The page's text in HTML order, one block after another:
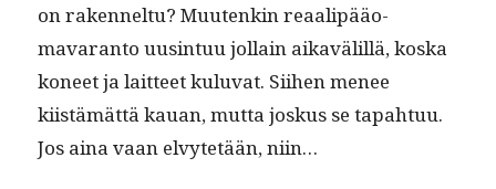
on raken­nel­tu? Muutenkin reaalipääo­
mavaran­to uus­in­tuu jol­lain aikavälil­lä, kos­ka
koneet ja lait­teet kulu­vat. Siihen menee
kiistämät­tä kauan, mut­ta joskus se tapah­tuu.
Jos aina vaan elvytetään, niin…